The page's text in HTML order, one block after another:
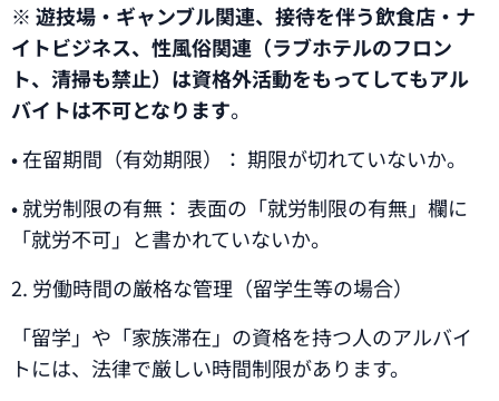
※ 遊技場・ギャンブル関連、接待を伴う飲食店・ナ
イトビジネス、性風俗関連（ラブホテルのフロン
ト、清掃も禁止）は資格外活動をもってしてもアル
バイトは不可となります。
• 在留期間（有効期限）： 期限が切れていないか。
• 就労制限の有無： 表面の「就労制限の有無」欄に
「就労不可」と書かれていないか。
2. 労働時間の厳格な管理（留学生等の場合）
「留学」や「家族滞在」の資格を持つ人のアルバイ
トには、法律で厳しい時間制限があります。